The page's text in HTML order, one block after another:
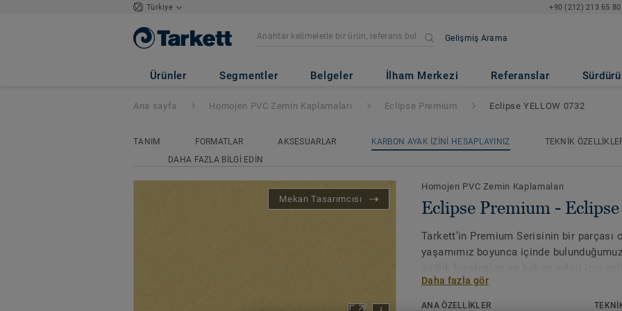
Türkiye +90 (212) 213 65 80
Gelişmiş Arama
Ürünler Segmentler Belgeler İlham Merkezi Referanslar
Eclipse Premium - Eclipse YELLOW 0732
Ana sayfa Homojen PVC Zemin Kaplamaları Eclipse Premium Eclipse YELLOW 0732
TANIM FORMATLAR AKSESUARLAR KARBON AYAK İZINI HESAPLAYINIZ
TEKNIK
DAHA FAZLA BILGI EDIN
Mekan Tasarımcısı
Homojen PVC Zemin Kaplamaları
Eclipse Premium -
Tarkett’in Premium Serisinin bir parçası
yaşamımız boyunca içinde
PVC zemin çözümüdür. Eclipse
üzere iki tasarım seçeneğiyle toplam 56
Daha fazla gör
ANA ÖZELLİKLER